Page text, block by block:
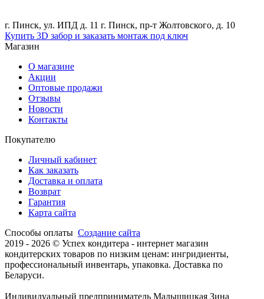
г. Пинск, ул. ИПД д. 11 г. Пинск, пр-т Жолтовского, д. 10
Купить 3D забор и заказать монтаж под ключ
Магазин
О магазине
Акции
Оптовые продажи
Отзывы
Новости
Контакты
Покупателю
Личный кабинет
Как заказать
Доставка и оплата
Возврат
Гарантия
Карта сайта
Способы оплаты Создание сайта
2019 - 2026 © Успех кондитера - интернет магазин
кондитерских товаров по низким ценам: ингридиенты,
профессиональный инвентарь, упаковка. Доставка по
Беларуси.
Индивидуальный предприниматель Малыщицкая Зина